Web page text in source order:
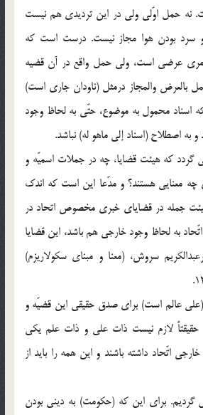
نه حمل اوّلي ولي در اين ترديدي هم نيست
سرد بودن هوا مجاز نيست. درست است كه
عرضي است، ولي حمل واقع در آن قضيه
بالعرض والمجاز درمثل (ناودان جاري است)
اسناد محمول به موضوع، حتّي به لحاظ وجود
به اصطلاح (اسناد إلي ماهو له) نباشد.
گردد كه هيئت قضايا، چه در جملات اسميّه و
چه معنايي هستند؟ و مدّعا اين است كه اندك
جمله در قضاياي خبري مخصوص اتحاد در
به لحاظ وجود خارجي هم باشد، اين قضايا
اند.[1]. دكترعبدالكريم سروش، (معنا و مبناى سكولاريزم)
عالم است) براي صدق حقيقي اين قضيّه و
لازم نيست ذات علي و ذات علم يكي
اتّحاد داشته باشند و اين همه را بايد از
گرديم. براي اين كه (حكومت) به ديني بودن